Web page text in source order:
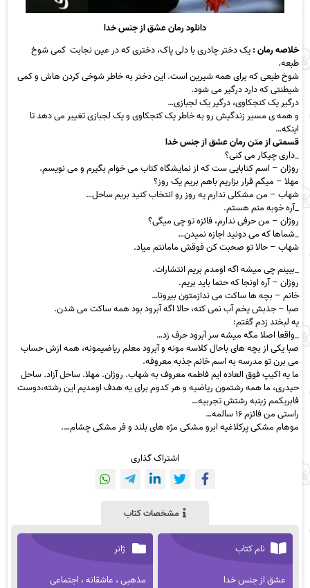
دانلود رمان عشق از جنس خدا
خلاصه رمان :یک دختر چادری با دلی پاک، دختری که در عین نجابت کمی شوخ
طبعه.
شوخ طبعی که برای همه شیرین است. این دختر به خاطر شوخی کردن هاش و کمی
شیطنتی که دارد درگیر می شود.
درگیر یک کنجکاوی، درگیر یک لجبازی…
و همه ی مسیر زندگیش رو به خاطر یک کنجکاوی و یک لجبازی تغییر می دهد تا
اینکه…
قسمتی از متن رمان عشق از جنس خدا
_داری چیکار می کنی؟
روژان – اسم کتابایی ست که از نمایشگاه کتاب می خوام بگیرم و می نویسم.
مهلا – میگم قرار بزاریم باهم بریم یک روز؟
شهاب – من مشکلی ندارم یه روز رو انتخاب کنید بریم ساحل…
_آره خوبه منم هستم.
روژان – من حرفی ندارم، فائزه تو چی میگی؟
_شماها که می دونید اجازه نمیدن…
شهاب – حالا تو صحبت کن فوقش مامانتم میاد.
_ببینم چی میشه اگه اومدم بریم انتشارات.
روژان – آره اونجا که حتما باید بریم.
خانم – بچه ها ساکت می ندازمتون بیرونا…
صبا – جذبش یخم آب نمی کنه، حالا اگه آبرود بود همه ساکت می شدن.
یه لبخند زدم گفتم:
_واقعا اصلا مگه میشه سر آبرود حرف زد…
صبا یکی از بچه های باحال کلاسه مونه و آبرود معلم ریاضیمونه، همه ازش حساب
می برن تو مدرسه به اسم خانم جذبه معروفه.
ما یه اکیپ فوق العاده ایم فاطمه معروف به شهاب. روژان. مهلا. ساحل آزاد. ساحل
حیدری، ما همه رشتمون ریاضیه و هر کدوم برای یه هدف اومدیم این رشته،دوست
فابریکمم زینبه رشتش تجربیه…
راستی من فائزم ۱۶ سالمه…
موهام مشکی پرکلاغیه ابرو مشکی مژه های بلند و فر مشکی چشام….
اشتراک گذاری
مشخصات کتاب
نام کتاب
عشق از جنس خدا
ژانر
مذهبی ، عاشقانه ، اجتماعی